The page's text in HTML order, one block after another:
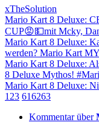
xTheSolution
Mario Kart 8 Deluxe:
CUP😡💵mit Mcky,
Mario Kart 8 Deluxe:
werden? Mario Kart
Mario Kart 8 Deluxe:
8 Deluxe Mythos!
Mario Kart 8 Deluxe:
1 23 616263
Kommentar über